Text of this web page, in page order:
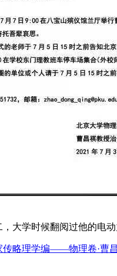
大学时候翻阅过他的电
传略理学编——物理卷·曹